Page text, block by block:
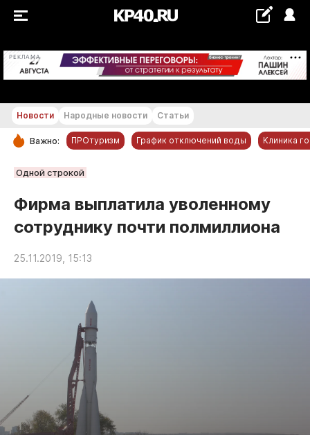
РЕКЛАМА +21...+22 °С
РУБРИКИ
Статьи
Народные новости
Авто и транспорт
Благоустройство
Криминал
Культура
Недвижимость и ЖКХ
Образование
Общество
Погода
Новости Народные новости Статьи
Важно: ПРОтуризм График отключений воды Клиника
Одной строкой
Фирма выплатила уволенному
сотруднику почти полмиллиона
25.11.2019, 15:13